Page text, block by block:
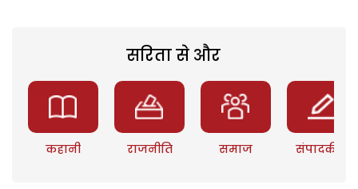
सरिता से और
कहानी राजनीति समाज संपादकीय